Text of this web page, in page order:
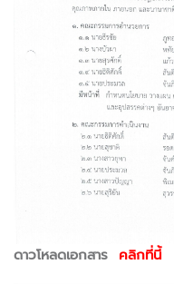
ดาวโหลดเอกสาร คลิกที่นี้